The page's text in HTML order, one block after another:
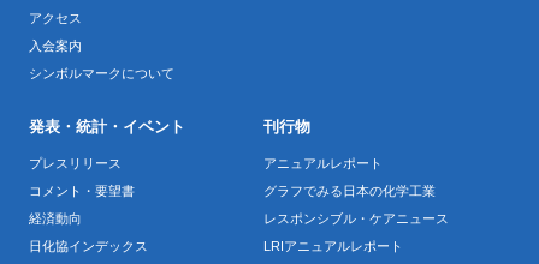
アクセス
入会案内
シンボルマークについて
発表・統計・イベント
プレスリリース
コメント・要望書
経済動向
日化協インデックス
刊行物
アニュアルレポート
グラフでみる日本の化学工業
レスポンシブル・ケアニュース
LRIアニュアルレポート